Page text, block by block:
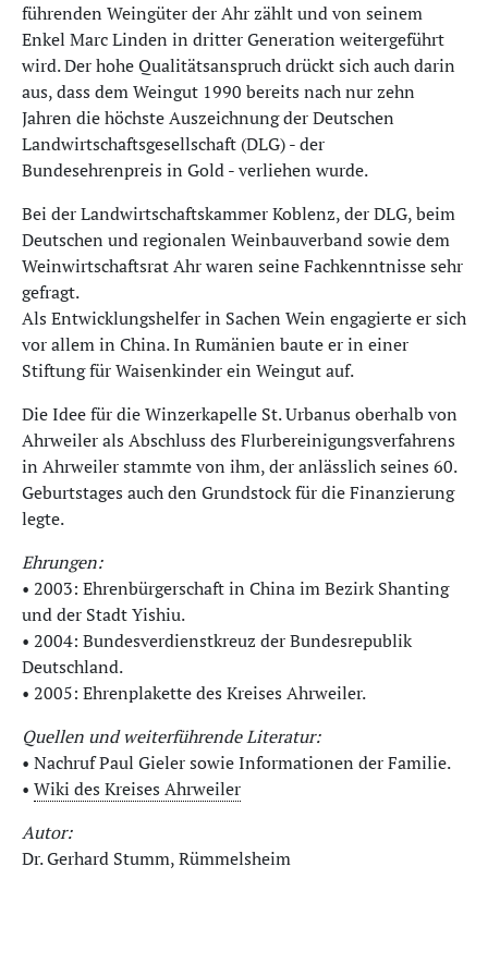
führenden Weingüter der Ahr zählt und von seinem
Enkel Marc Linden in dritter Generation weitergeführt
wird. Der hohe Qualitätsanspruch drückt sich auch darin
aus, dass dem Weingut 1990 bereits nach nur zehn
Jahren die höchste Auszeichnung der Deutschen
Landwirtschaftsgesellschaft (DLG) - der
Bundesehrenpreis in Gold - verliehen wurde.
Bei der Landwirtschaftskammer Koblenz, der DLG, beim
Deutschen und regionalen Weinbauverband sowie dem
Weinwirtschaftsrat Ahr waren seine Fachkenntnisse sehr
gefragt.
Als Entwicklungshelfer in Sachen Wein engagierte er sich
vor allem in China. In Rumänien baute er in einer
Stiftung für Waisenkinder ein Weingut auf.
Die Idee für die Winzerkapelle St. Urbanus oberhalb von
Ahrweiler als Abschluss des Flurbereinigungsverfahrens
in Ahrweiler stammte von ihm, der anlässlich seines 60.
Geburtstages auch den Grundstock für die Finanzierung
legte.
Ehrungen:
• 2003: Ehrenbürgerschaft in China im Bezirk Shanting
und der Stadt Yishiu.
• 2004: Bundesverdienstkreuz der Bundesrepublik
Deutschland.
• 2005: Ehrenplakette des Kreises Ahrweiler.
Quellen und weiterführende Literatur:
• Nachruf Paul Gieler sowie Informationen der Familie.
• Wiki des Kreises Ahrweiler
Autor:
Dr. Gerhard Stumm, Rümmelsheim